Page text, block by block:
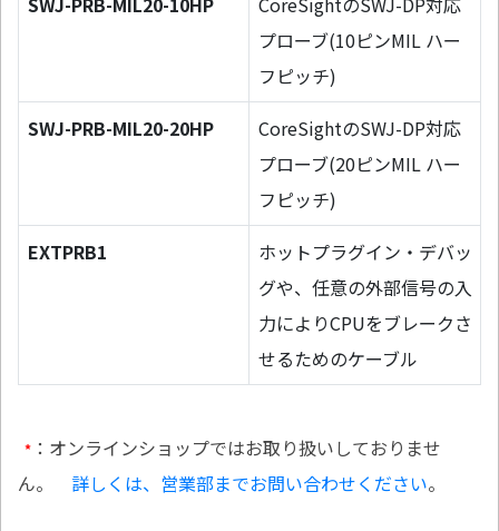
プローブ(10ピンMIL ハー
フピッチ)
SWJ-PRB-MIL20-20HP
CoreSightのSWJ-DP対応
プローブ(20ピンMIL ハー
フピッチ)
EXTPRB1
ホットプラグイン・デバッ
グや、任意の外部信号の入
力によりCPUをブレークさ
せるためのケーブル
* ：オンラインショップではお取り扱いしておりませ
ん。 詳しくは、営業部までお問い合わせください。